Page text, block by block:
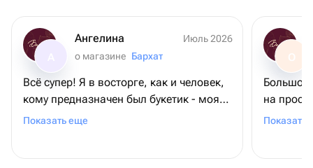
Ангелина
Июль 2026
о магазине Бархат
Всё супер! Я в восторге, как и человек,
кому предназначен был букетик - моя
мамочка. Во-первых, цветы
Показать еще
О
Большое
на
Показать